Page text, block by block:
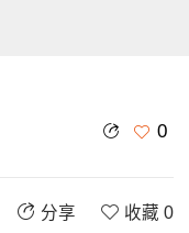
0
分享 收藏 0